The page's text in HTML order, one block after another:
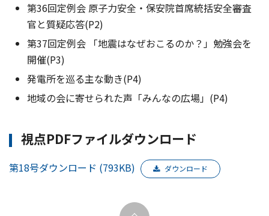
第36回定例会 原子力安全・保安院首席統括安全審査
官と質疑応答(P2)
第37回定例会 「地震はなぜおこるのか？」勉強会を
開催(P3)
発電所を巡る主な動き(P4)
地域の会に寄せられた声「みんなの広場」(P4)
視点PDFファイルダウンロード
第18号ダウンロード (793KB) ダウンロード